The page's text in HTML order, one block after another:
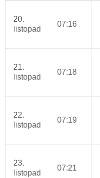
20.
listopad
07:16
21.
listopad
07:18
22.
listopad
07:19
23.
listopad
07:21